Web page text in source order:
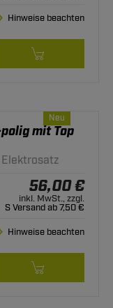
Hinweise beachten
Neu
mit Top
56,00 €
inkl. MwSt., zzgl.
S Versand ab 7,50 €
Hinweise beachten